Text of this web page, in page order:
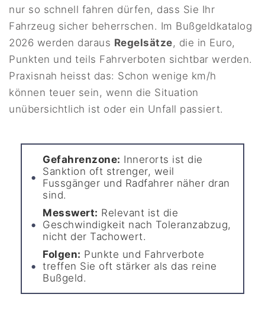
nur so schnell fahren dürfen, dass Sie Ihr
Fahrzeug sicher beherrschen. Im Bußgeldkatalog
2026 werden daraus Regelsätze, die in Euro,
Punkten und teils Fahrverboten sichtbar werden.
Praxisnah heisst das: Schon wenige km/h
können teuer sein, wenn die Situation
unübersichtlich ist oder ein Unfall passiert.
Gefahrenzone: Innerorts ist die
Sanktion oft strenger, weil
Fussgänger und Radfahrer näher dran
sind.
Messwert: Relevant ist die
Geschwindigkeit nach Toleranzabzug,
nicht der Tachowert.
Folgen: Punkte und Fahrverbote
treffen Sie oft stärker als das reine
Bußgeld.